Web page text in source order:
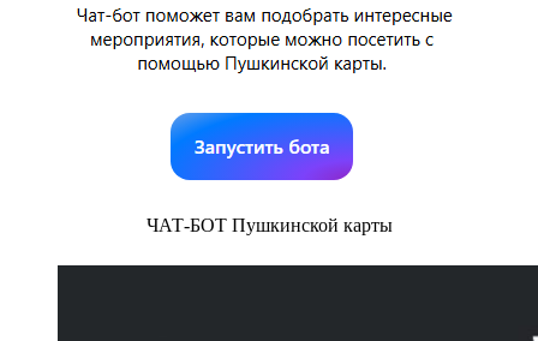
ЧАТ-БОТ Пушкинской карты